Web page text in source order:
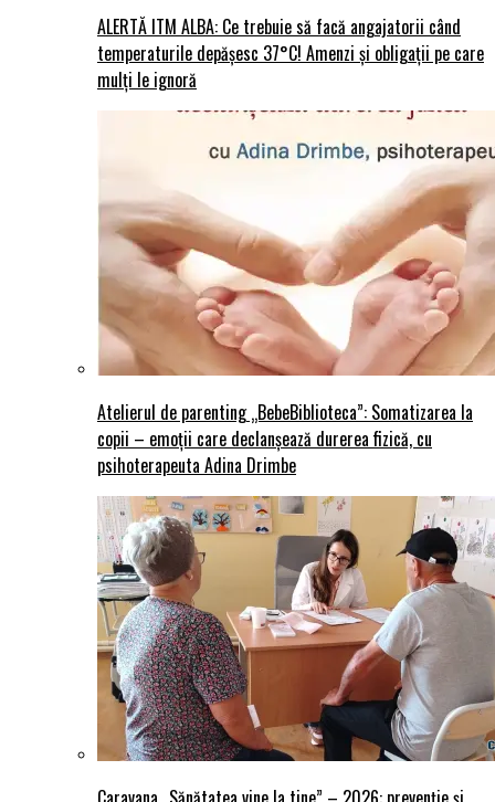
ALERTĂ ITM ALBA: Ce trebuie să facă angajatorii când
temperaturile depășesc 37°C! Amenzi și obligații pe care
mulți le ignoră
Atelierul de parenting „BebeBiblioteca”: Somatizarea la
copii – emoții care declanșează durerea fizică, cu
psihoterapeuta Adina Drimbe